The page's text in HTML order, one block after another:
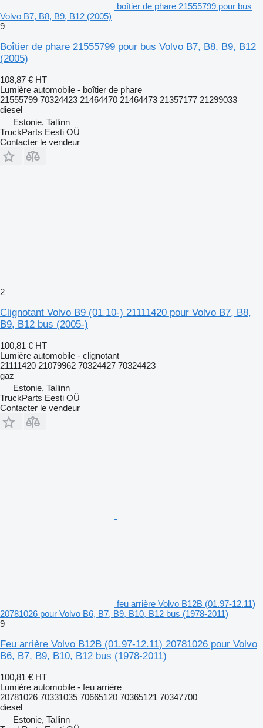
boîtier de phare 21555799 pour bus
Volvo B7, B8, B9, B12 (2005)
9
Boîtier de phare 21555799 pour bus Volvo B7, B8, B9, B12
(2005)
108,87 € HT
Lumière automobile - boîtier de phare
21555799 70324423 21464470 21464473 21357177 21299033
diesel
Estonie, Tallinn
TruckParts Eesti OÜ
Contacter le vendeur
2
Clignotant Volvo B9 (01.10-) 21111420 pour Volvo B7, B8,
B9, B12 bus (2005-)
100,81 € HT
Lumière automobile - clignotant
21111420 21079962 70324427 70324423
gaz
Estonie, Tallinn
TruckParts Eesti OÜ
Contacter le vendeur
feu arrière Volvo B12B (01.97-12.11)
20781026 pour Volvo B6, B7, B9, B10, B12 bus (1978-2011)
9
Feu arrière Volvo B12B (01.97-12.11) 20781026 pour Volvo
B6, B7, B9, B10, B12 bus (1978-2011)
100,81 € HT
Lumière automobile - feu arrière
20781026 70331035 70665120 70365121 70347700
diesel
Estonie, Tallinn